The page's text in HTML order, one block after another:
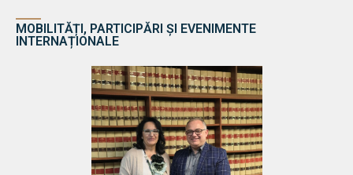
MOBILITĂȚI, PARTICIPĂRI ȘI EVENIMENTE
INTERNAȚIONALE